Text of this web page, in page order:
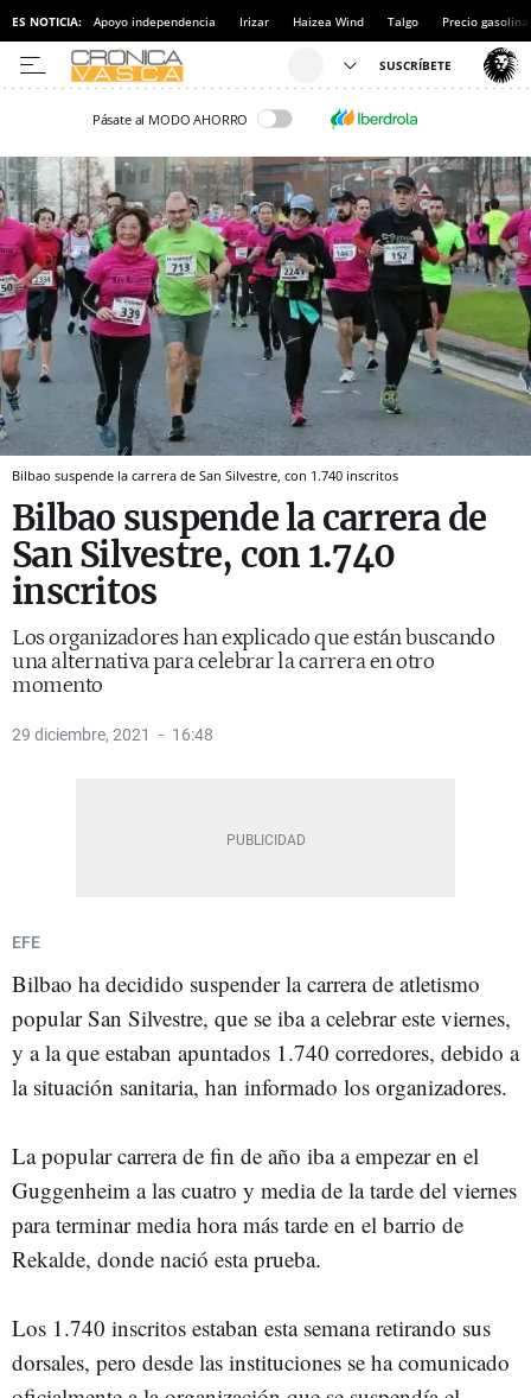
ES NOTICIA: Apoyo independencia Irizar Haizea Wind Talgo Precio gasolina
Pásate al MODO AHORRO
Bilbao suspende la carrera de San Silvestre, con 1.740 inscritos
Bilbao suspende la carrera de
San Silvestre, con 1.740
inscritos
Los organizadores han explicado que están buscando
una alternativa para celebrar la carrera en otro
momento
29 diciembre, 2021 16:48
EFE
Bilbao ha decidido suspender la carrera de atletismo
popular San Silvestre, que se iba a celebrar este viernes,
y a la que estaban apuntados 1.740 corredores, debido a
la situación sanitaria, han informado los organizadores.
La popular carrera de fin de año iba a empezar en el
Guggenheim a las cuatro y media de la tarde del viernes
para terminar media hora más tarde en el barrio de
Rekalde, donde nació esta prueba.
Los 1.740 inscritos estaban esta semana retirando sus
dorsales, pero desde las instituciones se ha comunicado